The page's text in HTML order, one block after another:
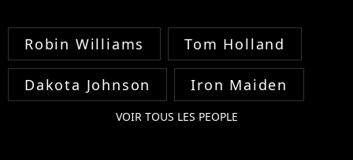
Robin Williams Tom Holland
Dakota Johnson Iron Maiden
VOIR TOUS LES PEOPLE